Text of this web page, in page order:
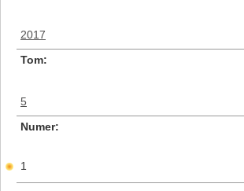
2017
Tom
5
Numer
1